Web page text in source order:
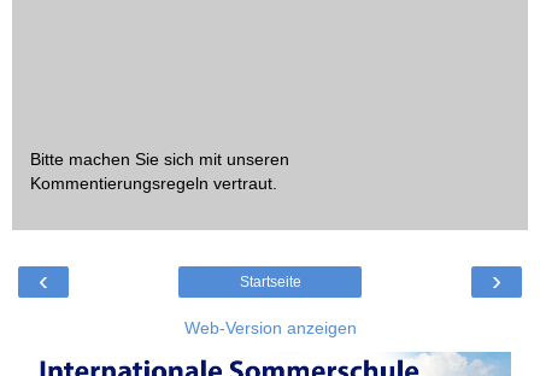
Bitte machen Sie sich mit unseren
Kommentierungsregeln vertraut.
‹ ›
Startseite
Web-Version anzeigen